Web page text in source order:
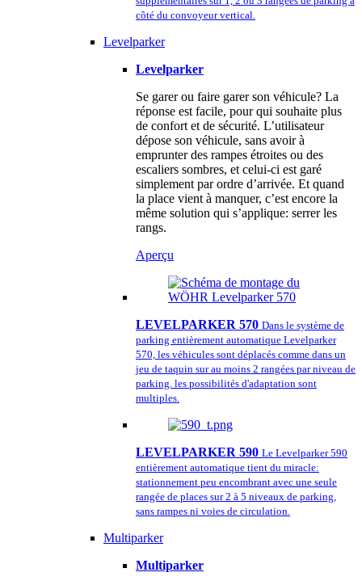
côté du convoyeur vertical.
Levelparker
Levelparker
Se garer ou faire garer son véhicule? La
réponse est facile, pour qui souhaite plus
de confort et de sécurité. L’utilisateur
dépose son véhicule, sans avoir à
emprunter des rampes étroites ou des
escaliers sombres, et celui-ci est garé
simplement par ordre d’arrivée. Et quand
la place vient à manquer, c’est encore la
même solution qui s’applique: serrer les
rangs.
Aperçu
LEVELPARKER 570 Dans le système de
parking entièrement automatique Levelparker
570, les véhicules sont déplacés comme dans un
jeu de taquin sur au moins 2 rangées par niveau de
parking. les possibilités d'adaptation sont
multiples.
LEVELPARKER 590 Le Levelparker 590
entièrement automatique tient du miracle:
stationnement peu encombrant avec une seule
rangée de places sur 2 à 5 niveaux de parking,
sans rampes ni voies de circulation.
Multiparker
Multiparker